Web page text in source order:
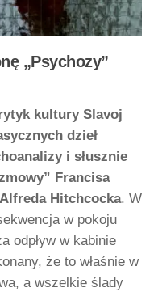
„Psychozy”
kultury Slavoj
dzieł
i słusznie
Francisa
Hitchcocka. W
w pokoju
odpływ w kabinie
że to właśnie w
a wszelkie ślady